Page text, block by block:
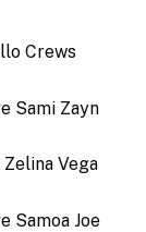
Crews
Sami Zayn
Vega
Samoa Joe